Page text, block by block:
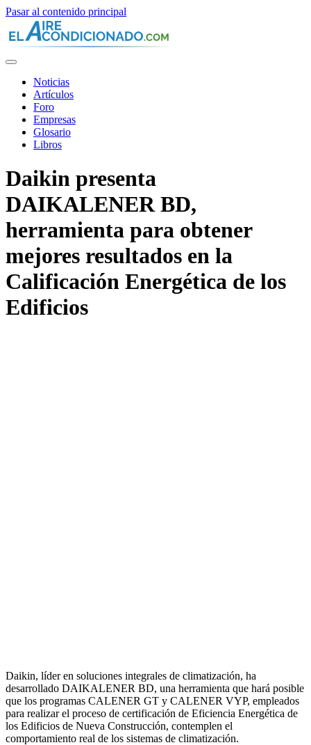
Pasar al contenido principal
Noticias
Artículos
Foro
Empresas
Glosario
Libros
Daikin presenta
DAIKALENER BD,
herramienta para obtener
mejores resultados en la
Calificación Energética de los
Edificios
Daikin, líder en soluciones integrales de climatización, ha
desarrollado DAIKALENER BD, una herramienta que hará posible
que los programas CALENER GT y CALENER VYP, empleados
para realizar el proceso de certificación de Eficiencia Energética de
los Edificios de Nueva Construcción, contemplen el
comportamiento real de los sistemas de climatización.